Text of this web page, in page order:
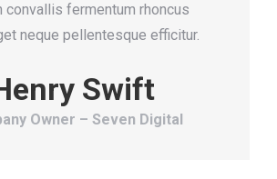
convallis fermentum rhoncus
neque pellentesque efficitur.
Swift
Owner – Seven Digital